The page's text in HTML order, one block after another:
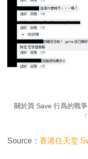
關於買 Save 行爲的戰
Source： 香港任天堂